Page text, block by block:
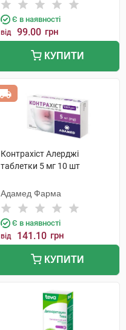
Є в наявності
від 99.00 грн
КУПИТИ
Контрахіст Алерджі
таблетки 5 мг 10 шт
Адамед Фарма
Є в наявності
від 141.10 грн
КУПИТИ